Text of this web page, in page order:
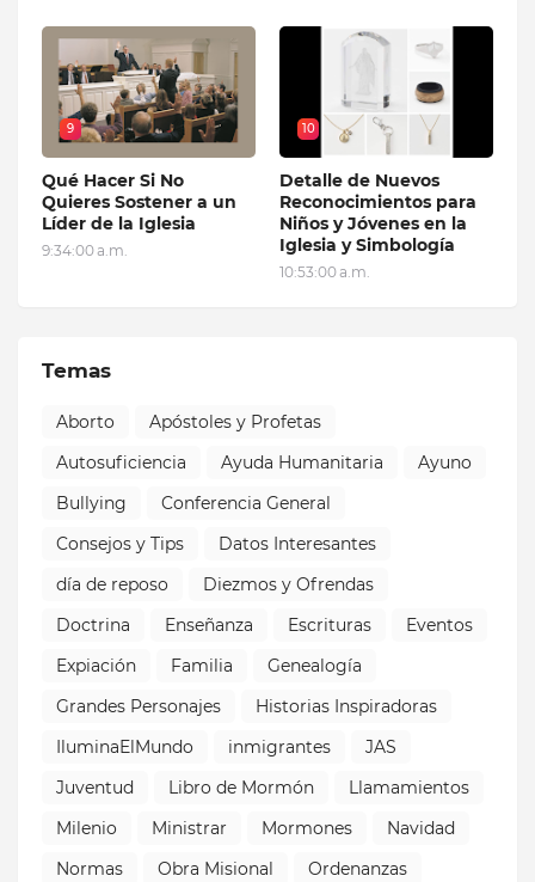
9
Qué Hacer Si No
Quieres Sostener a un
Líder de la Iglesia
9:34:00 a.m.
10
Detalle de Nuevos
Reconocimientos para
Niños y Jóvenes en la
Iglesia y Simbología
10:53:00 a.m.
Temas
Aborto
Apóstoles y Profetas
Autosuficiencia
Ayuda Humanitaria
Ayuno
Bullying
Conferencia General
Consejos y Tips
Datos Interesantes
día de reposo
Diezmos y Ofrendas
Doctrina
Enseñanza Escrituras
Eventos
Expiación
Familia
Genealogía
Grandes Personajes
Historias Inspiradoras
IluminaElMundo
inmigrantes
JAS
Juventud
Libro de Mormón
Llamamientos
Milenio
Ministrar Mormones
Navidad
Normas
Obra Misional
Ordenanzas